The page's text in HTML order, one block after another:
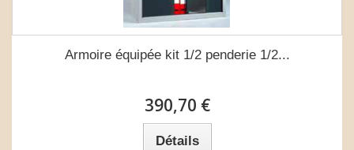
Armoire équipée kit 1/2 penderie 1/2...
390,70 €
Détails